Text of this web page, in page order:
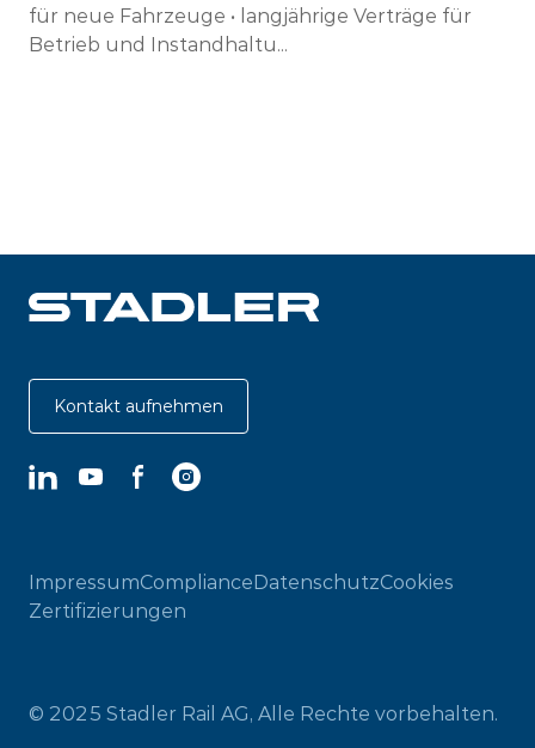
für neue Fahrzeuge • langjährige Verträge für
Betrieb und Instandhaltu...
Kontakt aufnehmen
LinkedInYouTubeFacebookInstagram
ImpressumComplianceDatenschutzCookies
Zertifizierungen
© 2025 Stadler Rail AG, Alle Rechte vorbehalten.